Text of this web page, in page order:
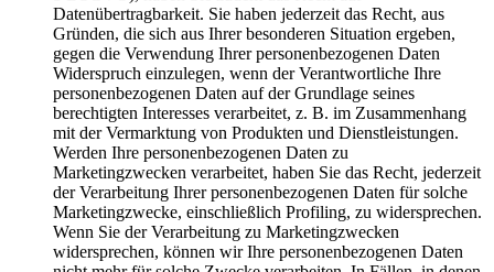
Datenübertragbarkeit. Sie haben jederzeit das Recht, aus
Gründen, die sich aus Ihrer besonderen Situation ergeben,
gegen die Verwendung Ihrer personenbezogenen Daten
Widerspruch einzulegen, wenn der Verantwortliche Ihre
personenbezogenen Daten auf der Grundlage seines
berechtigten Interesses verarbeitet, z. B. im Zusammenhang
mit der Vermarktung von Produkten und Dienstleistungen.
Werden Ihre personenbezogenen Daten zu
Marketingzwecken verarbeitet, haben Sie das Recht, jederzeit
der Verarbeitung Ihrer personenbezogenen Daten für solche
Marketingzwecke, einschließlich Profiling, zu widersprechen.
Wenn Sie der Verarbeitung zu Marketingzwecken
widersprechen, können wir Ihre personenbezogenen Daten